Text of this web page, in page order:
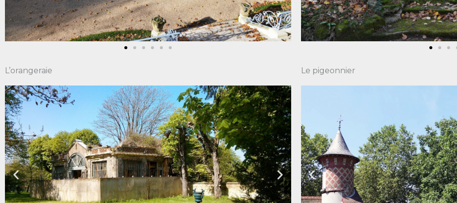
L’orangeraie Le pigeonnier